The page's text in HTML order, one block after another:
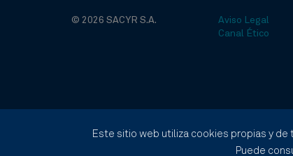
© 2026 SACYR S.A. Aviso Legal
Canal Ético
Este sitio web utiliza cookies propias y
Puede